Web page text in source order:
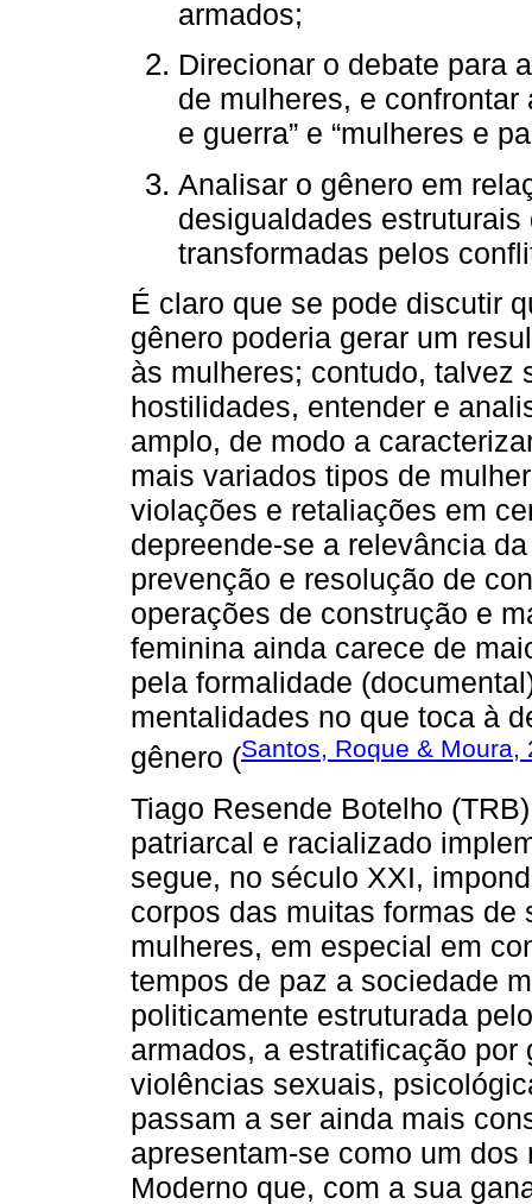
armados;
Direcionar o debate para
de mulheres, e
e guerra” e “mulheres e
Analisar o gênero em
desigualdades
transformadas pelos
É claro que se pode discutir
gênero poderia gerar um
às mulheres; contudo, talvez
hostilidades, entender e
amplo, de modo a
mais variados tipos de
violações e retaliações em
depreende-se a relevância
prevenção e resolução de
operações de construção e
feminina ainda carece de
pela formalidade
mentalidades no que toca à
gênero (Santos, Roque & Moura,
Tiago Resende Botelho
patriarcal e racializado
segue, no século XXI,
corpos das muitas formas de
mulheres, em especial em
tempos de paz a sociedade
politicamente estruturada
armados, a estratificação
violências sexuais,
passam a ser ainda mais
apresentam-se como um
Moderno que, com a sua